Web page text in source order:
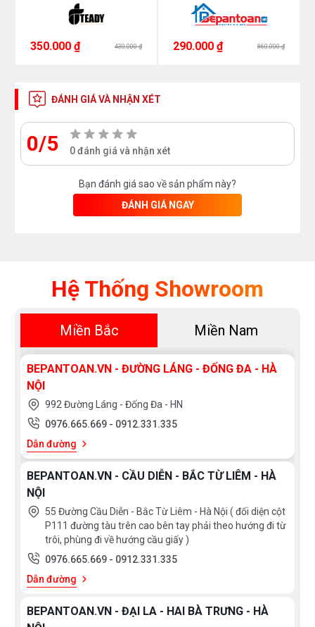
350.000 ₫ 430.000 ₫ 290.000 ₫ 860.000 ₫
ĐÁNH GIÁ VÀ NHẬN XÉT
0/5 0 đánh giá và nhận xét
Bạn đánh giá sao về sản phẩm này?
ĐÁNH GIÁ NGAY
Hệ Thống Showroom
Miền Bắc Miền Nam
BEPANTOAN.VN - ĐƯỜNG LÁNG - ĐỐNG ĐA - HÀ
NỘI
992 Đường Láng - Đống Đa - HN
0976.665.669 - 0912.331.335
Dẫn đường
BEPANTOAN.VN - CẦU DIỄN - BẮC TỪ LIÊM - HÀ
NỘI
55 Đường Cầu Diễn - Bắc Từ Liêm - Hà Nội ( đối diện cột
P111 đường tàu trên cao bên tay phải theo hướng đi từ
trôi, phùng đi về hướng cầu giấy )
0976.665.669 - 0912.331.335
Dẫn đường
BEPANTOAN.VN - ĐẠI LA - HAI BÀ TRƯNG - HÀ